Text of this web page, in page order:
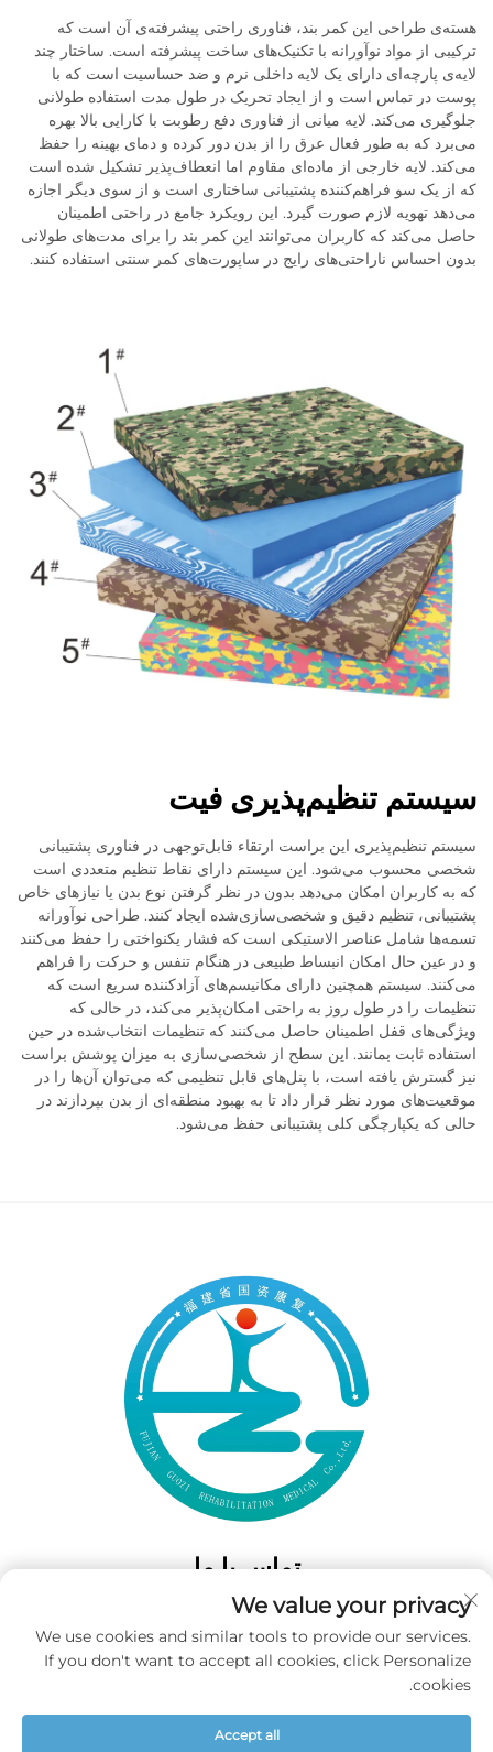
هسته‌ی طراحی این کمر بند، فناوری راحتی پیشرفته‌ی آن است که
ترکیبی از مواد نوآورانه با تکنیک‌های ساخت پیشرفته است. ساختار چند
لایه‌ی پارچه‌ای دارای یک لایه داخلی نرم و ضد حساسیت است که با
پوست در تماس است و از ایجاد تحریک در طول مدت استفاده طولانی
جلوگیری می‌کند. لایه میانی از فناوری دفع رطوبت با کارایی بالا بهره
می‌برد که به طور فعال عرق را از بدن دور کرده و دمای بهینه را حفظ
می‌کند. لایه خارجی از ماده‌ای مقاوم اما انعطاف‌پذیر تشکیل شده است
که از یک سو فراهم‌کننده پشتیبانی ساختاری است و از سوی دیگر اجازه
می‌دهد تهویه لازم صورت گیرد. این رویکرد جامع در راحتی اطمینان
حاصل می‌کند که کاربران می‌توانند این کمر بند را برای مدت‌های طولانی
بدون احساس ناراحتی‌های رایج در ساپورت‌های کمر سنتی استفاده کنند.
سیستم تنظیم‌پذیری فیت
سیستم تنظیم‌پذیری این براست ارتقاء قابل‌توجهی در فناوری پشتیبانی
شخصی محسوب می‌شود. این سیستم دارای نقاط تنظیم متعددی است
که به کاربران امکان می‌دهد بدون در نظر گرفتن نوع بدن یا نیازهای خاص
پشتیبانی، تنظیم دقیق و شخصی‌سازی‌شده ایجاد کنند. طراحی نوآورانه
تسمه‌ها شامل عناصر الاستیکی است که فشار یکنواختی را حفظ می‌کنند
و در عین حال امکان انبساط طبیعی در هنگام تنفس و حرکت را فراهم
می‌کنند. سیستم همچنین دارای مکانیسم‌های آزادکننده سریع است که
تنظیمات را در طول روز به راحتی امکان‌پذیر می‌کند، در حالی که
ویژگی‌های قفل اطمینان حاصل می‌کنند که تنظیمات انتخاب‌شده در حین
استفاده ثابت بمانند. این سطح از شخصی‌سازی به میزان پوشش براست
نیز گسترش یافته است، با پنل‌های قابل تنظیمی که می‌توان آن‌ها را در
موقعیت‌های مورد نظر قرار داد تا به بهبود منطقه‌ای از بدن بپردازند در
حالی که یکپارچگی کلی پشتیبانی حفظ می‌شود.
تماس با ما
Add: 50 Gaofeng South Lane، West GateFuzhou، Fujian، چین
تلفن:‎+86-19859128239‎
ایمیل:
We value your privacy
We use cookies and similar tools to provide our services.
If you don't want to accept all cookies, click Personalize
cookies.
Accept all